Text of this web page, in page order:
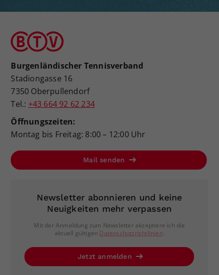
Burgenländischer Tennisverband
Stadiongasse 16
7350 Oberpullendorf
Tel.: +43 664 92 62 234
Öffnungszeiten:
Montag bis Freitag: 8:00 – 12:00 Uhr
Mail senden
Newsletter abonnieren und keine
Neuigkeiten mehr verpassen
Mit der Anmeldung zum Newsletter akzeptiere ich die
aktuell gültigen Datenschutzrichtlinien.
Jetzt anmelden